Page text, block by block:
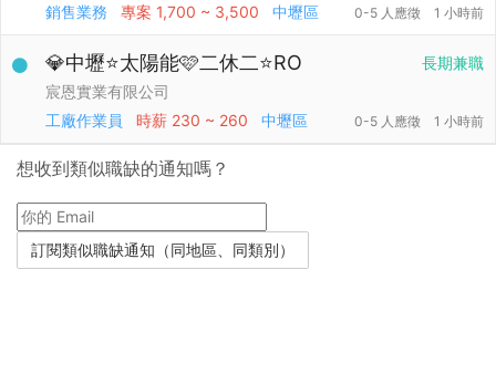
銷售業務
專案 1,700 ~ 3,500 中壢區 0-5 人應徵 1 小時前
長期兼職
💎中壢⭐太陽能🩷二休二⭐RO
宸恩實業有限公司
工廠作業員
時薪 230 ~ 260 中壢區 0-5 人應徵 1 小時前
想收到類似職缺的通知嗎？